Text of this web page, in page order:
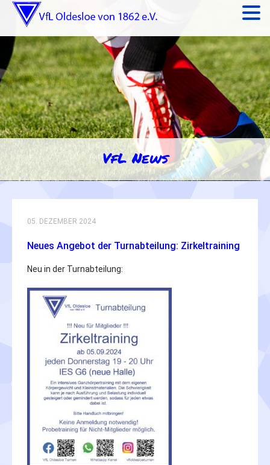
VfL News
05. DEZEMBER 2024
Neues Angebot der Turnabteilung: Zirkeltraining
Neu in der Turnabteilung: